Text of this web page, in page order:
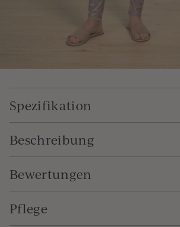
Spezifikation
Beschreibung
Bewertungen
Pflege